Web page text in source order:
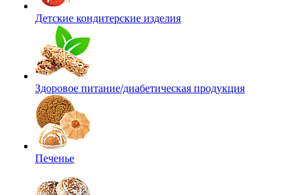
Детские кондитерские изделия
Здоровое питание/диабетическая продукция
Печенье